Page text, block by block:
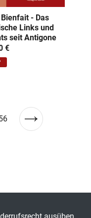
- Das
Links und
seit Antigone
€
Nächste